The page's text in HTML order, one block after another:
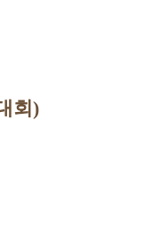
회)